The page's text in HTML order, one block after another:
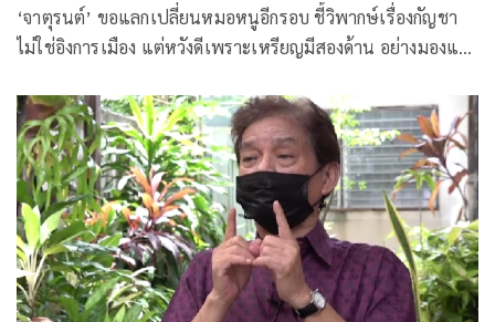
‘จาตุรนต์’ ขอแลกเปลี่ยนหมอหนูอีกรอบ ชี้วิพากษ์เรื่องกัญชา
ไม่ใช่อิงการเมือง แต่หวังดีเพราะเหรียญมีสองด้าน อย่างมองแค่